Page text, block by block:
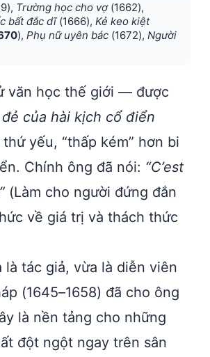
Trường học cho vợ(1662),
bất đắc dĩ(1666), Kẻ keo kiệt
), Phụ nữ uyên bác (1672), Người
văn học thế giới — được
đẻ của hài kịch cổ điển
yếu, “thấp kém” hơn bi
Chính ông đã nói: “C’est
(Làm cho người đứng đắn
về giá trị và thách thức
tác giả, vừa là diễn viên
(1645–1658) đã cho ông
là nền tảng cho những
đột ngột ngay trên sân